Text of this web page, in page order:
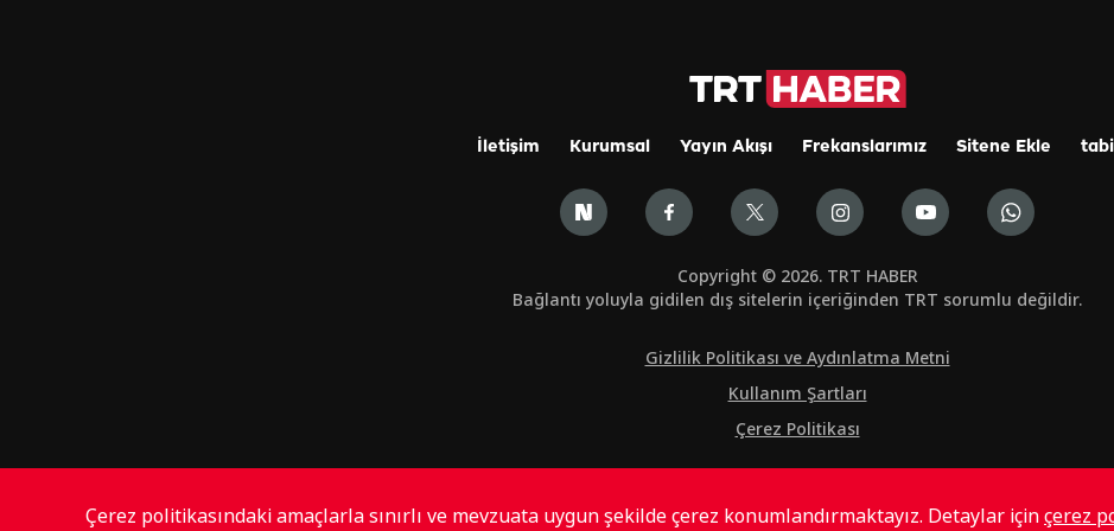
İletişim Kurumsal Yayın Akışı Frekanslarımız Sitene Ekle
Copyright © 2026. TRT HABER
Bağlantı yoluyla gidilen dış sitelerin içeriğinden TRT sorumlu değildir.
Gizlilik Politikası ve Aydınlatma Metni
Kullanım Şartları
Çerez Politikası
Çerez politikasındaki amaçlarla sınırlı ve mevzuata uygun şekilde çerez konumlandırmaktayız. Detaylar içinçerez